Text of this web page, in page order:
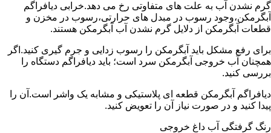
گرم نشدن آب به علت های متفاوتی رخ می دهد.خرابی دیافراگم
آبگرمکن،وجود رسوب در مبدل های حرارتی،رسوب در مخزن و
قطعات آبگرمکن از دلایل گرم نشدن آب آبگرمکن هستند.
برای رفع مشکل باید آبگرمکن را رسوب زدایی و جرم گیری کنید.اگر
همچنان آب خروجی آبگرمکن سرد است؛ باید دیافراگم دستگاه را
بررسی کنید.
دیافراگم آبگرمکن قطعه ای پلاستیکی و مشابه یک واشر است.آن را
پیدا کنید و در صورت نیاز آن را تعویض کنید.
رنگ گرفتگی آب داغ خروجی